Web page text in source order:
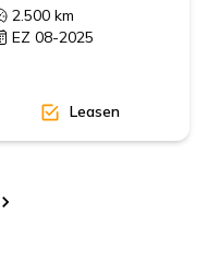
2.500 km
EZ 08-2025
Leasen